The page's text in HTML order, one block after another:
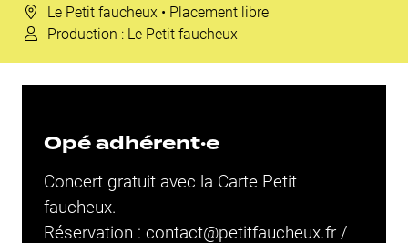
Le Petit faucheux • Placement libre
Production : Le Petit faucheux
Opé adhérent·e
Concert gratuit avec la Carte Petit
faucheux.
Réservation : contact@petitfaucheux.fr /